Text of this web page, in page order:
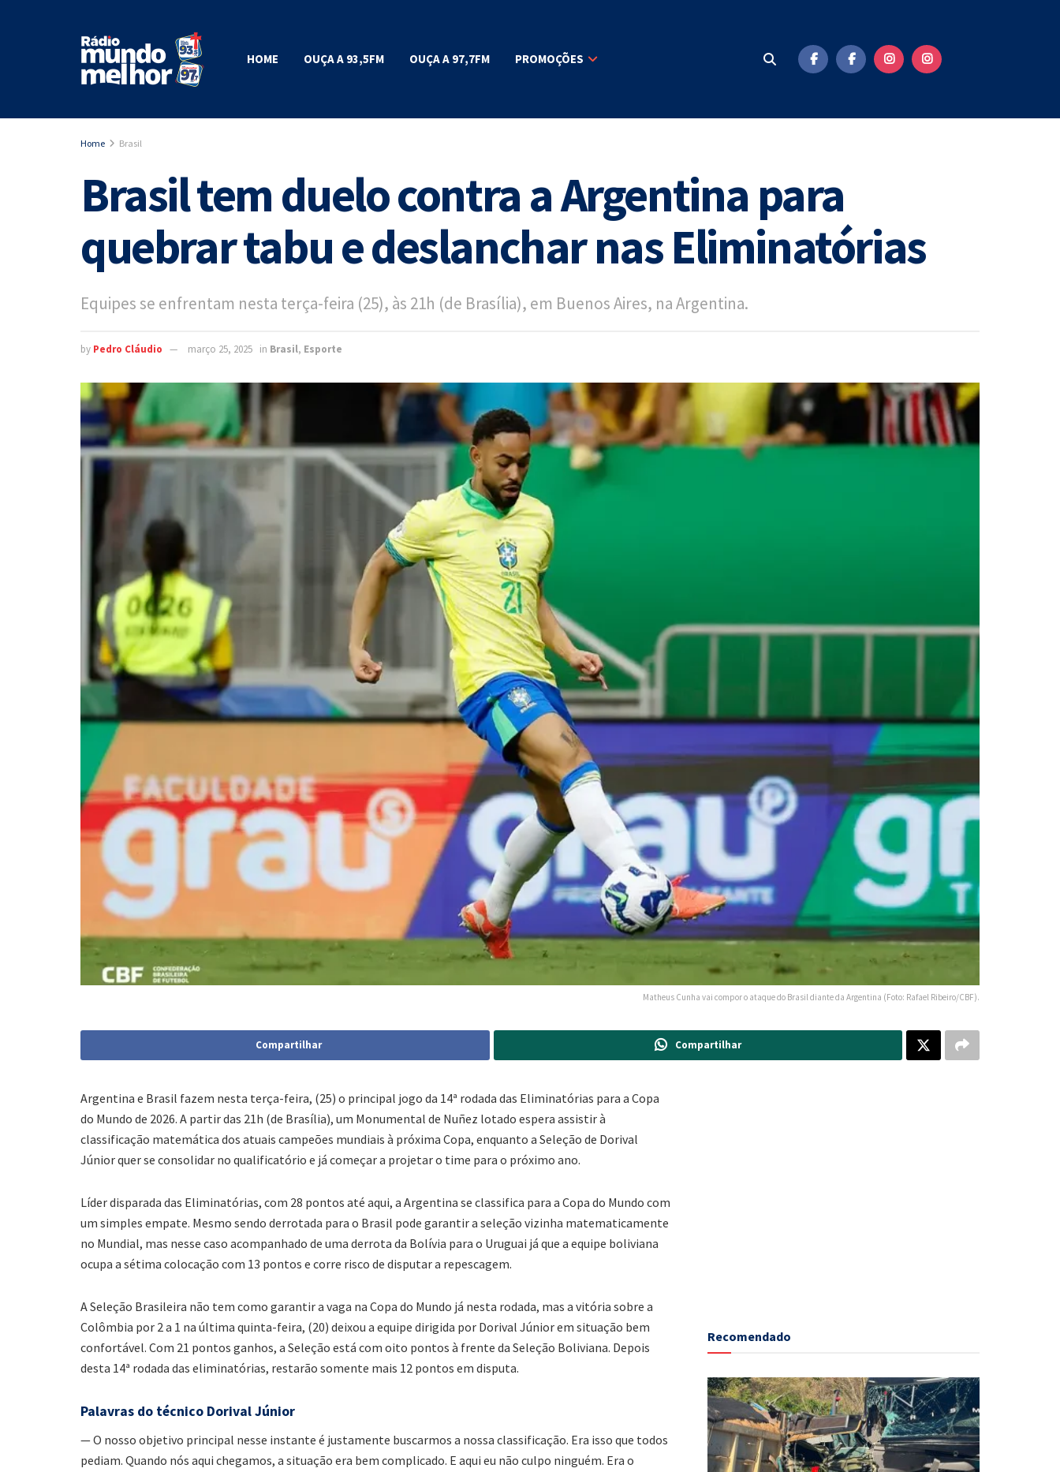
HOME OUÇA A 93,5FM OUÇA A 97,7FM PROMOÇÕES
Home Brasil
Brasil tem duelo contra a Argentina para
quebrar tabu e deslanchar nas Eliminatórias
Equipes se enfrentam nesta terça-feira (25), às 21h (de Brasília), em Buenos Aires, na Argentina.
by Pedro Cláudio março 25, 2025 in Brasil, Esporte
Matheus Cunha vai compor o ataque do Brasil diante da Argentina (Foto: Rafael Ribeiro/CBF).
Compartilhar Compartilhar
Argentina e Brasil fazem nesta terça-feira, (25) o principal jogo da 14ª rodada das Eliminatórias para a Copa
do Mundo de 2026. A partir das 21h (de Brasília), um Monumental de Nuñez lotado espera assistir à
classificação matemática dos atuais campeões mundiais à próxima Copa, enquanto a Seleção de Dorival
Júnior quer se consolidar no qualificatório e já começar a projetar o time para o próximo ano.
Líder disparada das Eliminatórias, com 28 pontos até aqui, a Argentina se classifica para a Copa do Mundo com
um simples empate. Mesmo sendo derrotada para o Brasil pode garantir a seleção vizinha matematicamente
no Mundial, mas nesse caso acompanhado de uma derrota da Bolívia para o Uruguai já que a equipe boliviana
ocupa a sétima colocação com 13 pontos e corre risco de disputar a repescagem.
A Seleção Brasileira não tem como garantir a vaga na Copa do Mundo já nesta rodada, mas a vitória sobre a
Colômbia por 2 a 1 na última quinta-feira, (20) deixou a equipe dirigida por Dorival Júnior em situação bem
confortável. Com 21 pontos ganhos, a Seleção está com oito pontos à frente da Seleção Boliviana. Depois
desta 14ª rodada das eliminatórias, restarão somente mais 12 pontos em disputa.
Palavras do técnico Dorival Júnior
— O nosso objetivo principal nesse instante é justamente buscarmos a nossa classificação. Era isso que todos
pediam. Quando nós aqui chegamos, a situação era bem complicado. E aqui eu não culpo ninguém. Era o
Recomendado